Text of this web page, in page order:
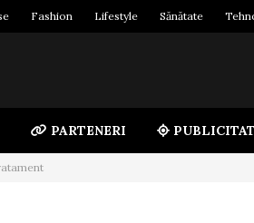
Fashion Lifestyle Sănătate
PARTENERI